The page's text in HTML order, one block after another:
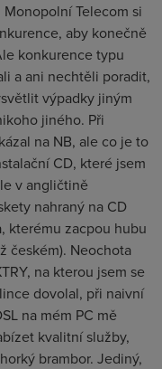
Telecom si
aby konečně
konkurence typu
a ani nechtěli poradit,
výpadky jiným
jiného. Při
na NB, ale co je to
CD, které jsem
v angličtině
nahraný na CD
kterému zacpou hubu
českém). Neochota
na kterou jsem se
dovolal, při naivní
na mém PC mě
kvalitní služby,
brambor. Jediný,